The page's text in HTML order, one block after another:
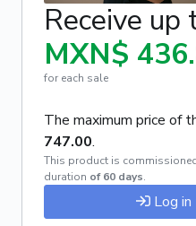
Receive up
MXN$
for each sale
The maximum price of
747.00.
This product is
duration of 60 days.
Log